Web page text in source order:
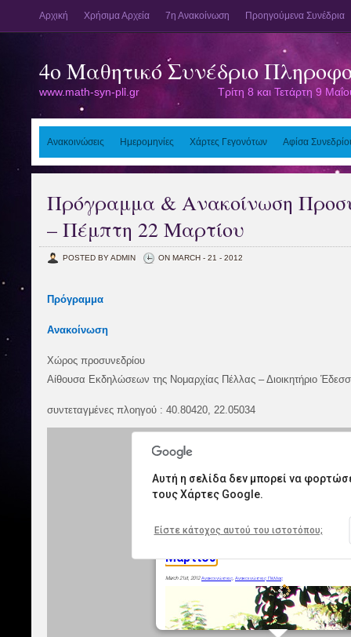
Αρχική Χρήσιμα Αρχεία 7η Ανακοίνωση Προηγούμενα Συνέδρια
4o Μαθητικό Συνέδριο
www.math-syn-pli.gr Τρίτη 8 και Τετάρτη 9
Ανακοινώσεις Ημερομηνίες Χάρτες Γεγονότων Αφίσα
Πρόγραμμα & Ανακοίνωση
– Πέμπτη 22 Μαρτίου
POSTED BY ADMIN ON MARCH - 21 - 2012
Πρόγραμμα
Ανακοίνωση
Χώρος προσυνεδρίου
Αίθουσα Εκδηλώσεων της Νομαρχίας Πέλλας – Διοικητήριο
συντεταγμένες πλοηγού : 40.80420, 22.05034